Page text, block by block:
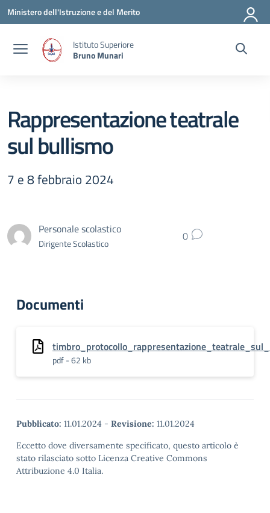
Vai ai contenuti
Vai al menu di navigazione
Vai al footer
Ministero dell'Istruzione e del Merito
Istituto Superiore
Bruno Munari
Rappresentazione teatrale
sul bullismo
7 e 8 febbraio 2024
Personale scolastico
Dirigente Scolastico 0
Documenti
pdf - 62 kb
Pubblicato: 11.01.2024 - Revisione: 11.01.2024
Eccetto dove diversamente specificato, questo articolo è
stato rilasciato sotto Licenza Creative Commons
Attribuzione 4.0 Italia.